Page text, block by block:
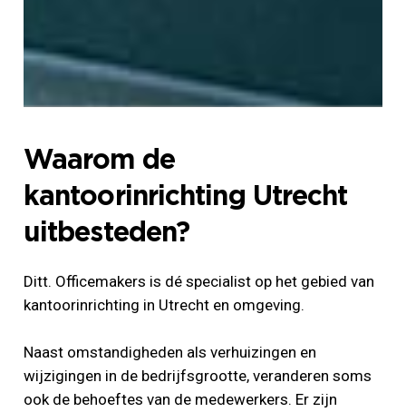
Waarom de
kantoorinrichting Utrecht
uitbesteden?
Ditt. Officemakers is dé specialist op het gebied van
kantoorinrichting in Utrecht en omgeving.
Naast omstandigheden als verhuizingen en
wijzigingen in de bedrijfsgrootte, veranderen soms
ook de behoeftes van de medewerkers. Er zijn